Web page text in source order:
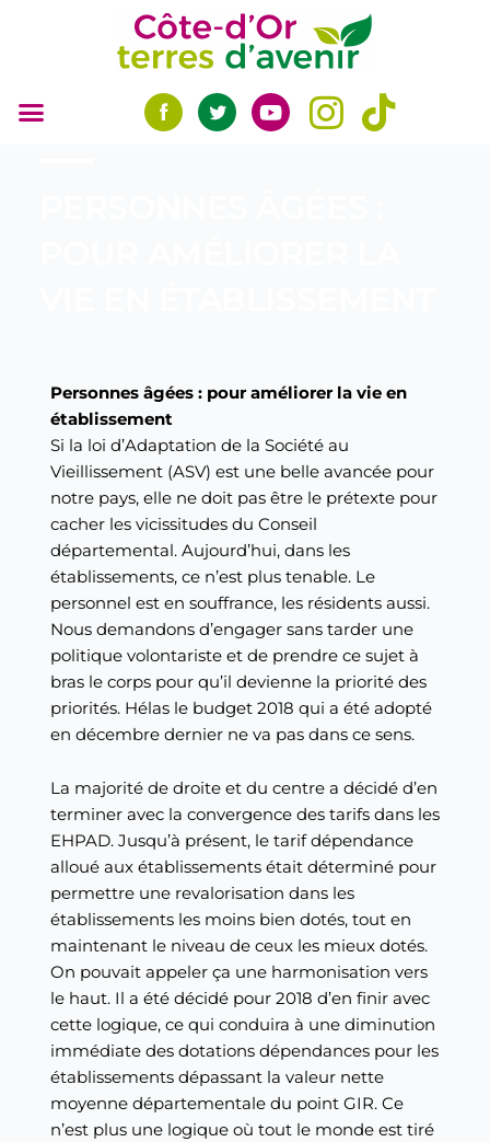
Personnes âgées : pour améliorer la vie en
établissement
Si la loi d’Adaptation de la Société au
Vieillissement (ASV) est une belle avancée pour
notre pays, elle ne doit pas être le prétexte pour
cacher les vicissitudes du Conseil
départemental. Aujourd’hui, dans les
établissements, ce n’est plus tenable. Le
personnel est en souffrance, les résidents aussi.
Nous demandons d’engager sans tarder une
politique volontariste et de prendre ce sujet à
bras le corps pour qu’il devienne la priorité des
priorités. Hélas le budget 2018 qui a été adopté
en décembre dernier ne va pas dans ce sens.
La majorité de droite et du centre a décidé d’en
terminer avec la convergence des tarifs dans les
EHPAD. Jusqu’à présent, le tarif dépendance
alloué aux établissements était déterminé pour
permettre une revalorisation dans les
établissements les moins bien dotés, tout en
maintenant le niveau de ceux les mieux dotés.
On pouvait appeler ça une harmonisation vers
le haut. Il a été décidé pour 2018 d’en finir avec
cette logique, ce qui conduira à une diminution
immédiate des dotations dépendances pour les
établissements dépassant la valeur nette
moyenne départementale du point GIR. Ce
n’est plus une logique où tout le monde est tiré